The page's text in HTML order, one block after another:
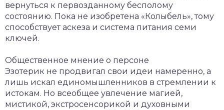
вернуться к первозданному бесполому
состоянию. Пока не изобретена «Колыбель», тому
способствует аскеза и система питания семи
ключей.
Общественное мнение о персоне
Эзотерик не продвигал свои идеи намеренно, а
лишь искал единомышленников в стремлении к
истокам. Но всеобщее увлечение магией,
мистикой, экстросенсорикой и духовными